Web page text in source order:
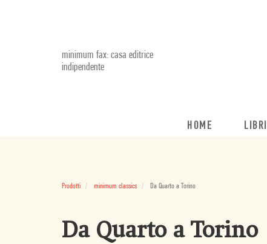
minimum fax: casa editrice
indipendente
HOME LIBRI
Prodotti minimum classics Da Quarto a Torino
Da Quarto a Torino